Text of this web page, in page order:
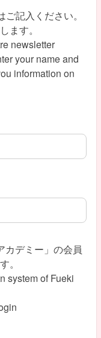
記入ください。
ます。
newsletter
your name and
information on
カデミー」の会員
。
system of Fueki